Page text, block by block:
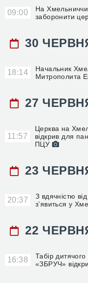
09:00
На
заборонити
30
18:14
Начальник
Митрополита
27
11:57
Церква на
відкрив для
ПЦУ
23
20:37
З вдячністю
з’явиться у
22
16:38
Табір
«ЗБРУЧ»